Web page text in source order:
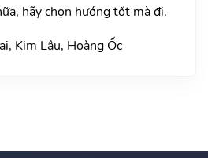
hãy chọn hướng tốt mà đi.
Kim Lâu, Hoàng Ốc